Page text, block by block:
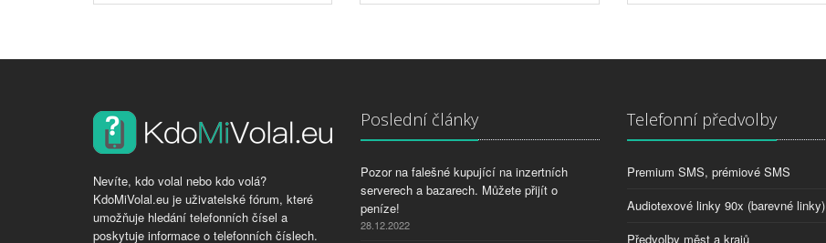
Nevíte, kdo volal nebo kdo volá?
KdoMiVolal.eu je uživatelské fórum, které
umožňuje hledání telefonních čísel a
poskytuje informace o telefonních číslech.
Poslední články
Pozor na falešné kupující na inzertních
serverech a bazarech. Můžete přijít o
peníze!
28.12.2022
Telefonní předvolby
Premium SMS, prémiové SMS
Audiotexové linky 90x (barevné linky)
Předvolby měst a krajů